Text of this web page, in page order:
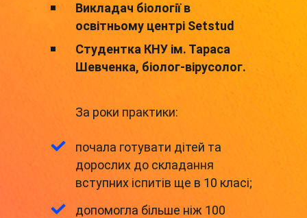
почала готувати дітей та
дорослих до складання
вступних іспитів ще в 10 класі;
допомогла більше ніж 100
Викладач біології в
освітньому центрі Setstud
За роки практики:
Студентка КНУ ім. Тараса
Шевченка, біолог-вірусолог.